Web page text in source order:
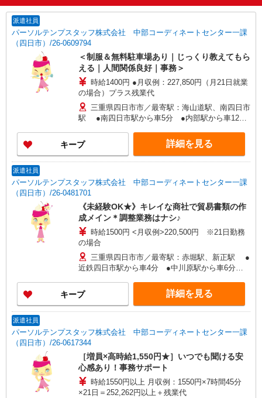
派遣社員
パーソルテンプスタッフ株式会社 中部コーディネートセンター一課
（四日市）/26-0609794
＜制服＆無料駐車場あり｜じっくり教えてもら
える｜人間関係良好｜事務＞
時給1400円 ●月収例：227,850円（月21日就業
の場合）プラス残業代
三重県四日市市／最寄駅：海山道駅、南四日市
駅 ●南四日市駅から車5分 ●内部駅から車12
キープ 詳細を見る
派遣社員
パーソルテンプスタッフ株式会社 中部コーディネートセンター一課
（四日市）/26-0481701
《未経験OK★》キレイな商社で貿易書類の作
成メイン＊調整業務はナシ♪
時給1500円 <月収例>220,500円 ※21日勤務
の場合
三重県四日市市／最寄駅：赤堀駅、新正駅 ●
近鉄四日市駅から車4分 ●中川原駅から車6分
キープ 詳細を見る
派遣社員
パーソルテンプスタッフ株式会社 中部コーディネートセンター一課
（四日市）/26-0617344
［増員×高時給1,550円★］いつでも聞ける安
心感あり！事務サポート
時給1550円以上 月収例：1550円×7時間45分
×21日＝252,262円以上＋残業代